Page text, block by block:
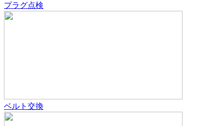
プラグ点検
ベルト交換